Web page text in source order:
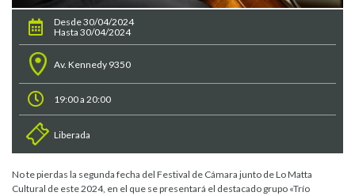
Desde 30/04/2024
Hasta 30/04/2024
Av. Kennedy 9350
19:00 a 20:00
Liberada
No te pierdas la segunda fecha del Festival de Cámara junto de Lo Matta
Cultural de este 2024, en el que se presentará el destacado grupo «Trío